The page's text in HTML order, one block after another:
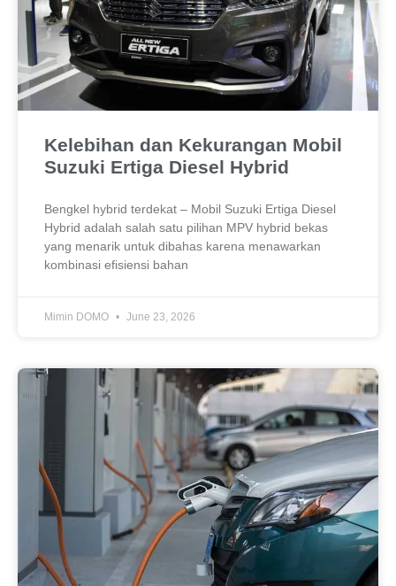
Kelebihan dan Kekurangan Mobil
Suzuki Ertiga Diesel Hybrid
Bengkel hybrid terdekat – Mobil Suzuki Ertiga Diesel
Hybrid adalah salah satu pilihan MPV hybrid bekas
yang menarik untuk dibahas karena menawarkan
kombinasi efisiensi bahan
Mimin DOMO June 23, 2026